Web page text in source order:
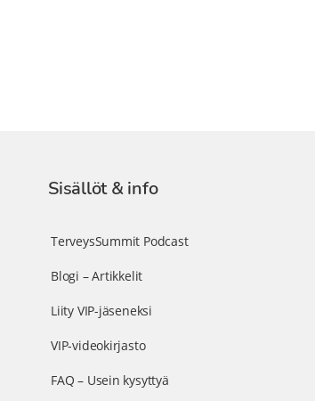
Sisällöt & info
TerveysSummit Podcast
Blogi – Artikkelit
Liity VIP-jäseneksi
VIP-videokirjasto
FAQ – Usein kysyttyä